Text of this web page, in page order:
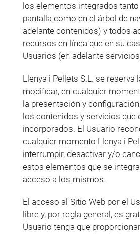
los elementos integrados
pantalla como en el árbol de
adelante contenidos) y todos
recursos en línea que en su
Usuarios (en adelante
Llenya i Pellets S.L. se reserva la facultad de
modificar, en cualquier
la presentación y
los contenidos y servicios que
incorporados. El Usuario
cualquier momento Llenya i
interrumpir, desactivar y/o
estos elementos que se
acceso a los mismos.
El acceso al Sitio Web por el Usuario tiene carácter
libre y, por regla general, es
Usuario tenga que